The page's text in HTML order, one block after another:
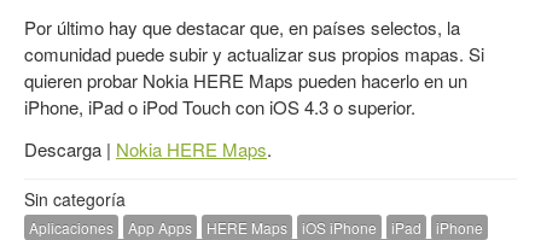
Por último hay que destacar que, en países selectos, la
comunidad puede subir y actualizar sus propios mapas. Si
quieren probar Nokia HERE Maps pueden hacerlo en un
iPhone, iPad o iPod Touch con iOS 4.3 o superior.
Descarga | Nokia HERE Maps.
Sin categoría
Aplicaciones App Apps HERE Maps iOS iPhone iPad
iPhone